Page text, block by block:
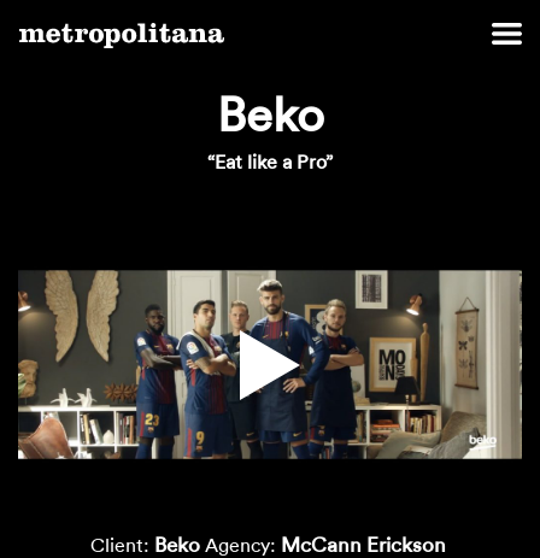
Beko
“Eat like a Pro”
Client: Beko Agency: McCann Erickson